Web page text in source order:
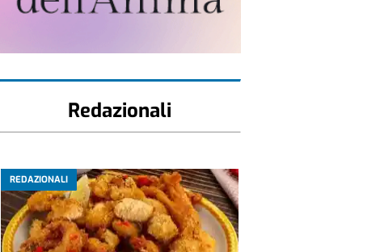
Redazionali
REDAZIONALI